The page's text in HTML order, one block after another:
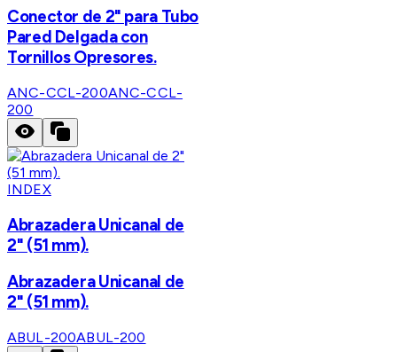
Conector de 2" para Tubo
Pared Delgada con
Tornillos Opresores.
ANC-CCL-200ANC-CCL-
200
INDEX
Abrazadera Unicanal de
2" (51 mm).
Abrazadera Unicanal de
2" (51 mm).
ABUL-200ABUL-200